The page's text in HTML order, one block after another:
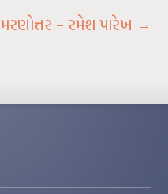
મરણોત્તર – રમેશ પારેખ →